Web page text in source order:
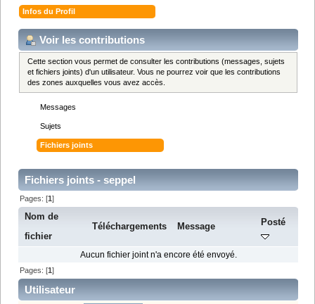
Infos du Profil
Voir les contributions
Cette section vous permet de consulter les contributions (messages, sujets
et fichiers joints) d'un utilisateur. Vous ne pourrez voir que les contributions
des zones auxquelles vous avez accès.
Messages
Sujets
Fichiers joints
Fichiers joints - seppel
Pages: [1]
Nom de
fichier
Téléchargements Message Posté
Aucun fichier joint n'a encore été envoyé.
Pages: [1]
Utilisateur